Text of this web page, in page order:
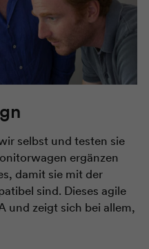
selbst und testen sie
ergänzen
damit sie mit der
sind. Dieses agile
und zeigt sich bei allem,